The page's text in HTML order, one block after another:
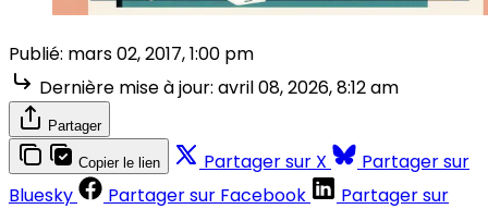
Publié: mars 02, 2017, 1:00 pm
Dernière mise à jour: avril 08, 2026, 8:12 am
Partager
Copier le lien Partager sur X
Partager sur
Bluesky
Partager sur Facebook
Partager sur